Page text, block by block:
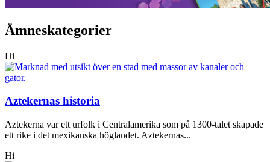
Ämneskategorier
Hi
Aztekernas historia
Aztekerna var ett urfolk i Centralamerika som på 1300-talet skapade
ett rike i det mexikanska höglandet. Aztekernas...
Hi